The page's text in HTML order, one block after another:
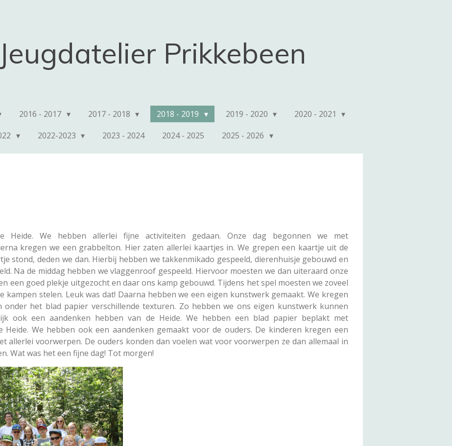
Jeugdatelier Prikkebeen
2016 - 2017 2017 - 2018 2018 - 2019 2019 - 2020
2020 - 2021
2022-2023 2023 - 2024 2024 - 2025 2025 - 2026
Heide. We hebben allerlei fijne activiteiten gedaan. Onze dag begonnen we met
kregen we een grabbelton. Hier zaten allerlei kaartjes in. We grepen een kaartje uit de
stond, deden we dan. Hierbij hebben we takkenmikado gespeeld, dierenhuisje gebouwd en
Na de middag hebben we vlaggenroof gespeeld. Hiervoor moesten we dan uiteraard onze
een goed plekje uitgezocht en daar ons kamp gebouwd. Tijdens het spel moesten we zoveel
kampen stelen. Leuk was dat! Daarna hebben we een eigen kunstwerk gemaakt. We kregen
onder het blad papier verschillende texturen. Zo hebben we ons eigen kunstwerk kunnen
ook een aandenken hebben van de Heide. We hebben een blad papier beplakt met
Heide. We hebben ook een aandenken gemaakt voor de ouders. De kinderen kregen een
allerlei voorwerpen. De ouders konden dan voelen wat voor voorwerpen ze dan allemaal in
Wat was het een fijne dag! Tot morgen!